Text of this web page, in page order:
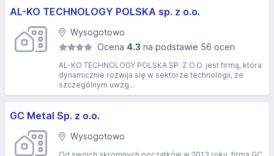
AL-KO TECHNOLOGY POLSKA sp. z o.o.
Wysogotowo
Ocena 4.3 na podstawie 56 ocen
AL-KO TECHNOLOGY POLSKA SP. Z O.O. jest firmą, która
dynamicznie rozwija się w sektorze technologii, ze
szczególnym uwzg...
GC Metal Sp. z o.o.
Wysogotowo